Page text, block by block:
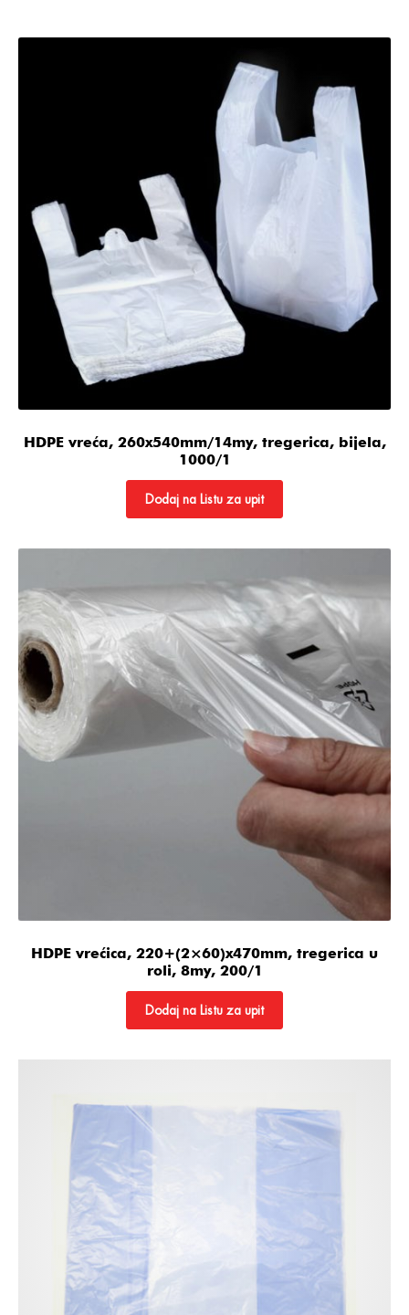
HDPE vreća, 260x540mm/14my, tregerica, bijela,
1000/1
Dodaj na Listu za upit
HDPE vrećica, 220+(2×60)x470mm, tregerica u
roli, 8my, 200/1
Dodaj na Listu za upit